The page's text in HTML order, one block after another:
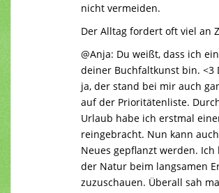
nicht vermeiden.
Der Alltag fordert oft viel an
@Anja: Du weißt, dass ich
deiner Buchfaltkunst bin. <3
ja, der stand bei mir auch
auf der Prioritätenliste.
Urlaub habe ich erstmal
reingebracht. Nun kann
Neues gepflanzt werden. Ich
der Natur beim langsamen
zuzuschauen. Überall sah